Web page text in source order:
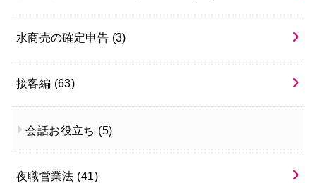
水商売の確定申告 (3)
接客編 (63)
会話お役立ち (5)
夜職営業法 (41)